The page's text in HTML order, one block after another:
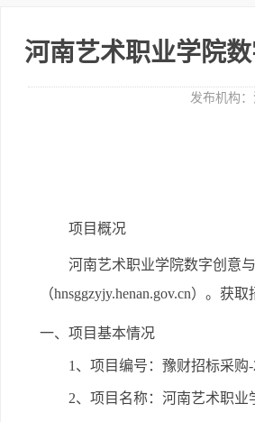
河南艺术职业学院
发布机构：
项目概况
河南艺术职业学院数字创意
（hnsggzyjy.henan.gov.cn）。 获取
一、项目基本情况
1、项目编号：豫财招标采购-
2、项目名称：河南艺术职